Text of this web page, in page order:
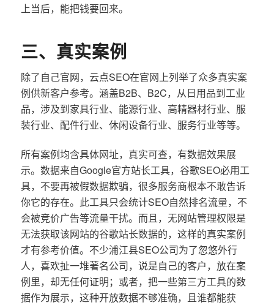
上当后，能把钱要回来。
三、真实案例
除了自己官网，云点SEO在官网上列举了众多真实案
例供新客户参考。涵盖B2B、B2C，从日用品到工业
品，涉及到家具行业、能源行业、高精器材行业、服
装行业、配件行业、休闲设备行业、服务行业等等。
所有案例均含具体网址，真实可查，有数据效果展
示。数据来自Google官方站长工具，谷歌SEO必用工
具，不要再被假数据欺骗，很多服务商根本不敢告诉
你它的存在。此工具只会统计SEO自然排名流量，不
会被竞价广告等流量干扰。而且，无网站管理权限是
无法获取该网站的谷歌站长数据的，这样的真实案例
才有参考价值。不少浦江县SEO公司为了忽悠外行
人，喜欢扯一堆著名公司，说是自己的客户，放在案
例里，却无任何证明；或者，把一些第三方工具的数
据作为展示，这种开放数据不够准确，且谁都能获